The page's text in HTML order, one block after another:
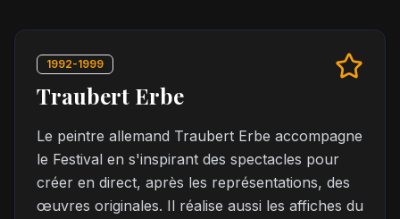
1992-1999
Traubert Erbe
Le peintre allemand Traubert Erbe accompagne
le Festival en s'inspirant des spectacles pour
créer en direct, après les représentations, des
œuvres originales. Il réalise aussi les affiches du